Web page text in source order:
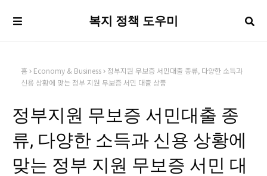
복지 정책 도우미
홈 Economy & Business
정부지원 무보증 서민대출 종류, 다양한 소득과
신용 상황에 맞는 정부 지원 무보증 서민 대출 상품
정부지원 무보증 서민대출 종
류, 다양한 소득과 신용 상황에
맞는 정부 지원 무보증 서민 대